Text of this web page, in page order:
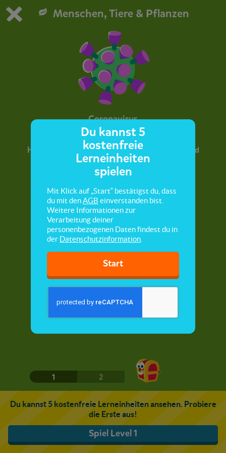
Du spielst die kostenfreie Testversion von scoyo.
Jetzt bestellen
0 1
Menschen, Tiere & Pflanzen
Coronavirus
Hier lernst du, was das neue Coronavirus ist und
was wir tun, um es zu bekämpfen.
1 2
Du kannst 5 kostenfreie Lerneinheiten ansehen. Probiere
die Erste aus!
Spiel Level 1
Du kannst 5
kostenfreie
Lerneinheiten
spielen
Mit Klick auf „Start“ bestätigst du, dass
du mit denAGB einverstanden bist.
Weitere Informationen zur
Verarbeitung deiner
personenbezogenen Daten findest du in
der Datenschutzinformation
Start